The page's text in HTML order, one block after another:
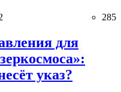
285
для
указ?